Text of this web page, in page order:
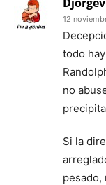
12
todo
no
Si la
pesado,